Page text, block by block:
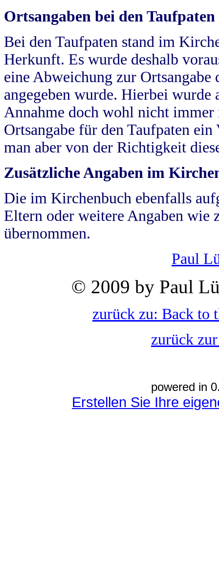
Ortsangaben bei den Taufpaten
Bei den Taufpaten stand im
Herkunft. Es wurde deshalb
eine Abweichung zur
angegeben wurde. Hierbei wurde
Annahme doch wohl nicht
Ortsangabe für den Taufpaten
man aber von der Richtigkeit
Zusätzliche Angaben im
Die im Kirchenbuch ebenfalls
Eltern oder weitere Angaben wie
übernommen.
Paul
© 2009 by Paul
zurück zu: Back to
zurück
powered in
Erstellen Sie Ihre